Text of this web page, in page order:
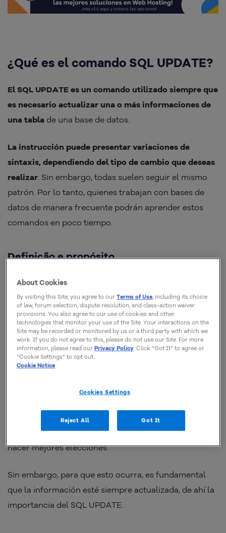
¿Qué es el comando SQL UPDATE?
El SQL UPDATE es un comando utilizado siempre que
es necesario actualizar una o más informaciones de
una tabla de una base de datos.
La instrucción puede presentar variaciones de
sintaxis, dependiendo del tipo de cambio que deseas
realizar. Sin embargo, todas suelen seguir el mismo
patrón. Por lo tanto, quienes trabajan con bases de
datos de manera frecuente podrán aprender estos
comandos en poco tiempo.
Definição e propósito
El comando UPDATE SQL tiene como objetivo
facilitar la actualización de cualquier tipo de
información en una base de datos, pudiendo, incluso,
ser empleado para alterar varios ítems al mismo
tiempo.
imprescindible para que los tomadores de decisiones
puedan extraer la información correcta para poder
hacer mejores elecciones.
Sin embargo, para que esto ocurra, es fundamental
que la información esté siempre actualizada, de ahí la
importancia del SQL UPDATE.
About Cookies
By visiting this Site, you agree to ourTerms of Use, including its choice
of law, forum selection, dispute resolution, and class-action waiver
provisions. You also agree to our use of cookies and other
technologies that monitor your use of the Site. Your interactions on the
Site may be recorded or monitored by us or a third party with which we
work. If you do not agree to this, please do not use our Site. For more
information, please read ourPrivacy Policy. Click “Got It” to agree or
“Cookie Settings” to opt out.
Cookie Notice
Cookies Settings
Reject All Got It